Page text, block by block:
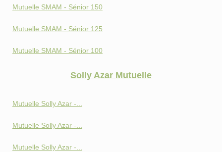
Mutuelle SMAM - Sénior 150
Mutuelle SMAM - Sénior 125
Mutuelle SMAM - Sénior 100
Solly Azar Mutuelle
Mutuelle Solly Azar -...
Mutuelle Solly Azar -...
Mutuelle Solly Azar -...